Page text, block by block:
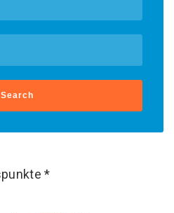
Search
*